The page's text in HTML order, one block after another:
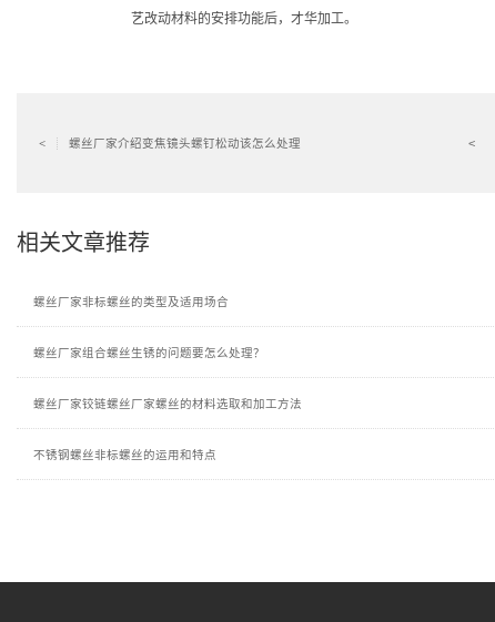
艺改动材料的安排功能后，才华加工。
<
< 螺丝厂家介绍变焦镜头螺钉松动该怎么处理
相关文章推荐
螺丝厂家非标螺丝的类型及适用场合
螺丝厂家组合螺丝生锈的问题要怎么处理？
螺丝厂家铰链螺丝厂家螺丝的材料选取和加工方法
不锈钢螺丝非标螺丝的运用和特点